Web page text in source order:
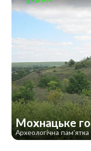
Мохнацьке
Археологічна пам'ятка